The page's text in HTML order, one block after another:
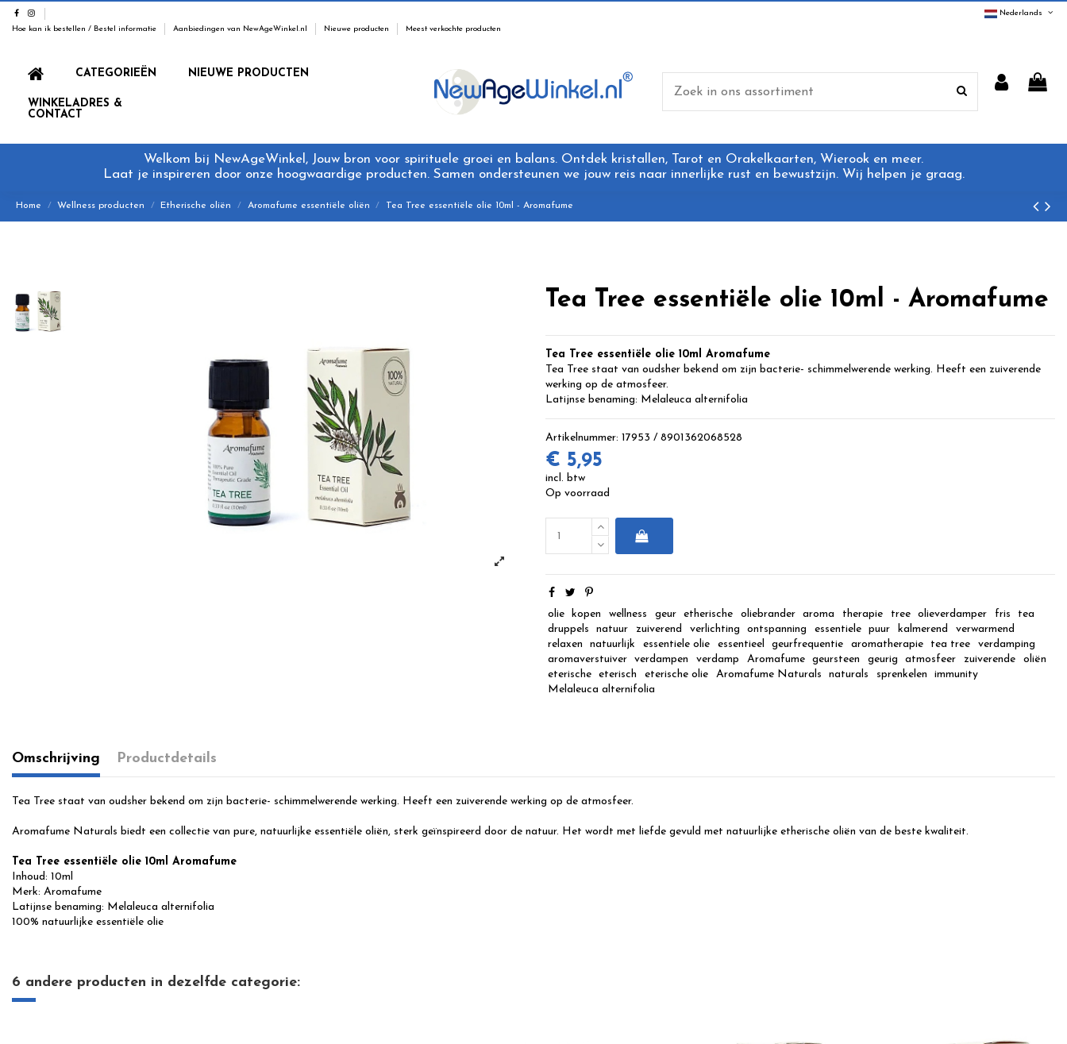
Hoe kan ik bestellen / Bestel informatie Aanbiedingen van NewAgeWinkel.nl Nieuwe producten Meest verkochte producten
Nederlands
CATEGORIEËN NIEUWE PRODUCTEN
WINKELADRES &
CONTACT
Welkom bij NewAgeWinkel, Jouw bron voor spirituele groei en balans. Ontdek kristallen, Tarot en Orakelkaarten, Wierook en meer.
Laat je inspireren door onze hoogwaardige producten. Samen ondersteunen we jouw reis naar innerlijke rust en bewustzijn. Wij helpen je graag.
Home Wellness producten Etherische oliën Aromafume essentiële oliën Tea Tree essentiële olie 10ml - Aromafume
Tea Tree essentiële olie 10ml - Aromafume
Tea Tree essentiële olie 10ml Aromafume
Tea Tree staat van oudsher bekend om zijn bacterie- schimmelwerende werking. Heeft een zuiverende
werking op de atmosfeer.
Latijnse benaming: Melaleuca alternifolia
Artikelnummer: 17953 / 8901362068528
€ 5,95
incl. btw
Op voorraad
olie kopen wellness geur etherische oliebrander aroma therapie tree olieverdamper fris
tea
druppels
natuur zuiverend verlichting ontspanning essentiele puur kalmerend
verwarmend
relaxen
natuurlijk essentiele olie essentieel geurfrequentie aromatherapie tea tree
verdamping
aromaverstuiver
verdampen verdamp Aromafume geursteen geurig atmosfeer zuiverende
oliën
eterische
eterisch eterische olie Aromafume Naturals naturals sprenkelen
immunity
Melaleuca alternifolia
Omschrijving Productdetails
Tea Tree staat van oudsher bekend om zijn bacterie- schimmelwerende werking. Heeft een zuiverende werking op de atmosfeer.
Aromafume Naturals biedt een collectie van pure, natuurlijke essentiële oliën, sterk geïnspireerd door de natuur. Het wordt met liefde gevuld met natuurlijke etherische oliën van de beste kwaliteit.
Tea Tree essentiële olie 10ml Aromafume
Inhoud: 10ml
Merk: Aromafume
Latijnse benaming: Melaleuca alternifolia
100% natuurlijke essentiële olie
6 andere producten in dezelfde categorie: